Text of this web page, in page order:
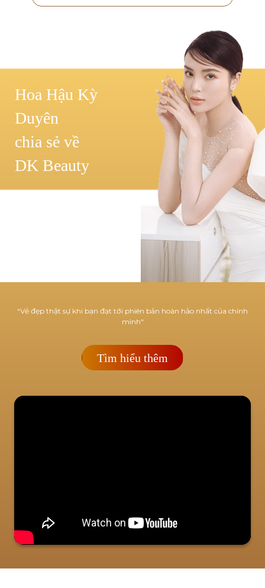
Hoa Hậu Kỳ
Duyên
chia sẻ về
DK Beauty
“Vẻ đẹp thật sự khi bạn đạt tới phiên bản hoàn hảo nhất của chính
mình"
Tìm hiểu thêm